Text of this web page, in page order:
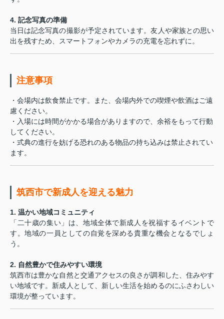
4. 記念写真の準備
当日は記念写真の撮影が予定されています。友人や家族との思い
出を残すため、スマートフォンやカメラの充電を忘れずに。
注意事項
・会場内は飲食禁止です。また、会場内外での喫煙や飲酒はご遠
慮ください。
・入場には時間がかかる場合がありますので、余裕をもって行動
してください。
・式典の進行を妨げる恐れのある物品の持ち込みは禁止されてい
ます。
筑西市で新成人を迎える魅力
1. 温かい地域コミュニティ
「二十歳の集い」は、地域全体で新成人を祝福するイベントで
す。地域の一員としての自覚を深める貴重な機会となるでしょ
う。
2. 自然豊かで住みやすい環境
筑西市は豊かな自然と交通アクセスの良さが調和した、住みやす
い地域です。新成人として、新しい生活を始めるのにふさわしい
環境が整っています。